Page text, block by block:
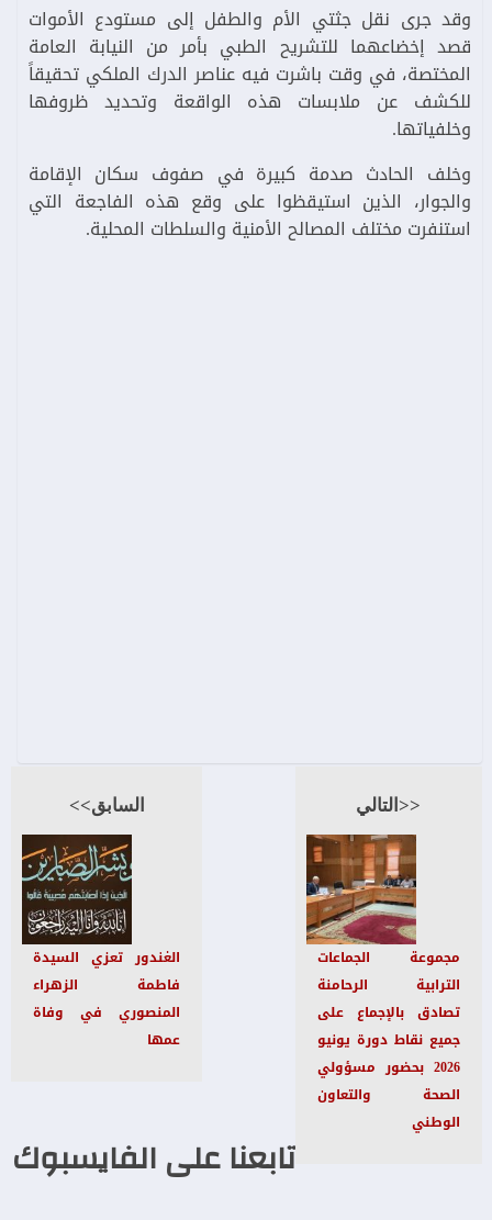
وقد جرى نقل جثتي الأم والطفل إلى مستودع الأموات
قصد إخضاعهما للتشريح الطبي بأمر من النيابة العامة
المختصة، في وقت باشرت فيه عناصر الدرك الملكي تحقيقاً
للكشف عن ملابسات هذه الواقعة وتحديد ظروفها
وخلفياتها.
وخلف الحادث صدمة كبيرة في صفوف سكان الإقامة
والجوار، الذين استيقظوا على وقع هذه الفاجعة التي
استنفرت مختلف المصالح الأمنية والسلطات المحلية.
السابق>>
الغندور تعزي السيدة
فاطمة الزهراء
المنصوري في وفاة
عمها
<<التالي
مجموعة الجماعات
الترابية الرحامنة
تصادق بالإجماع على
جميع نقاط دورة يونيو
2026 بحضور مسؤولي
الصحة والتعاون
الوطني
تابعنا على الفايسبوك